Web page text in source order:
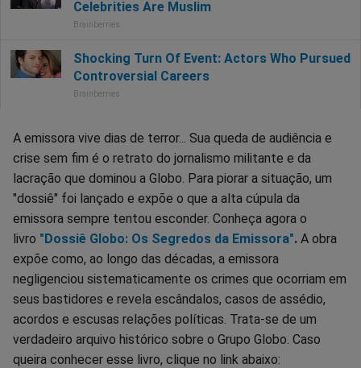
A emissora vive dias de terror... Sua queda de audiência e
crise sem fim é o retrato do jornalismo militante e da
lacração que dominou a Globo. Para piorar a situação, um
"dossiê" foi lançado e expõe o que a alta cúpula da
emissora sempre tentou esconder. Conheça agora o
livro "Dossiê Globo: Os Segredos da Emissora". A obra
expõe como, ao longo das décadas, a emissora
negligenciou sistematicamente os crimes que ocorriam em
seus bastidores e revela escândalos, casos de assédio,
acordos e escusas relações políticas. Trata-se de um
verdadeiro arquivo histórico sobre o Grupo Globo. Caso
queira conhecer esse livro, clique no link abaixo: